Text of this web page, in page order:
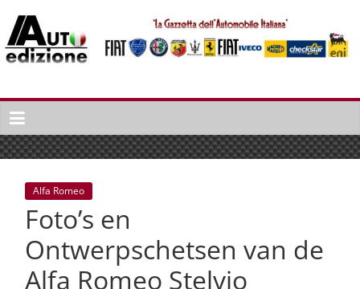
naar
inhoud
Auto
Edizione
La
Gazetta
dell'Automobile
Italiana
Italiaans
autonieuws
Alfa Romeo
Foto’s en
Ontwerpschetsen van de
Alfa Romeo Stelvio